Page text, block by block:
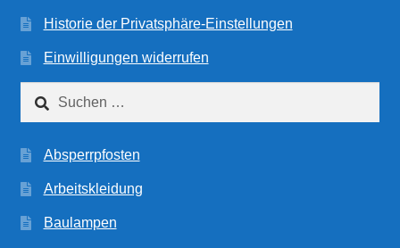
Historie der Privatsphäre-Einstellungen
Einwilligungen widerrufen
nach:
Absperrpfosten
Arbeitskleidung
Baulampen